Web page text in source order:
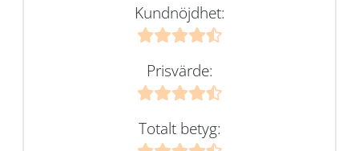
Kundnöjdhet:
Prisvärde:
Totalt betyg: